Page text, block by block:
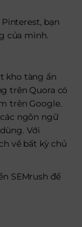
bạn
của mình.
kho tàng ẩn
trên Quora có
trên Google.
ngôn ngữ
Với
về bất kỳ chủ
SEMrush để